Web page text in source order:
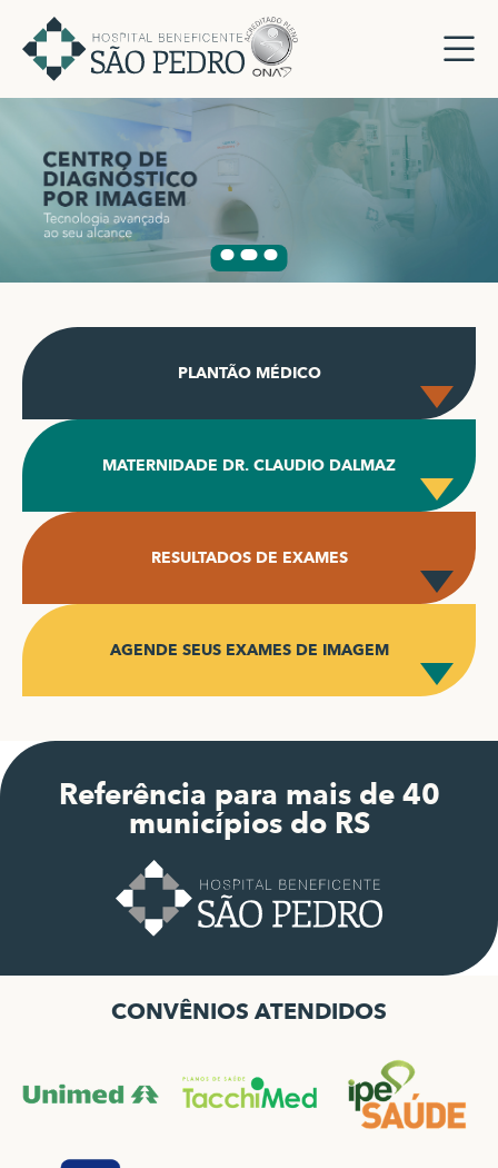
PLANTÃO MÉDICO
MATERNIDADE DR. CLAUDIO DALMAZ
RESULTADOS DE EXAMES
AGENDE SEUS EXAMES DE IMAGEM
Referência para mais de 40
municípios do RS
CONVÊNIOS ATENDIDOS